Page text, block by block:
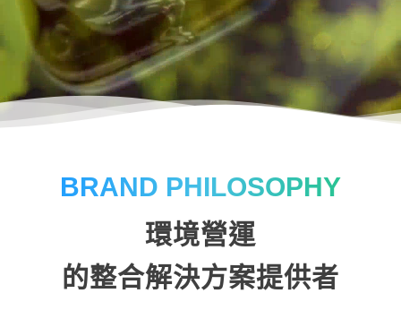
BRAND PHILOSOPHY
環境營運
的整合解決方案提供者